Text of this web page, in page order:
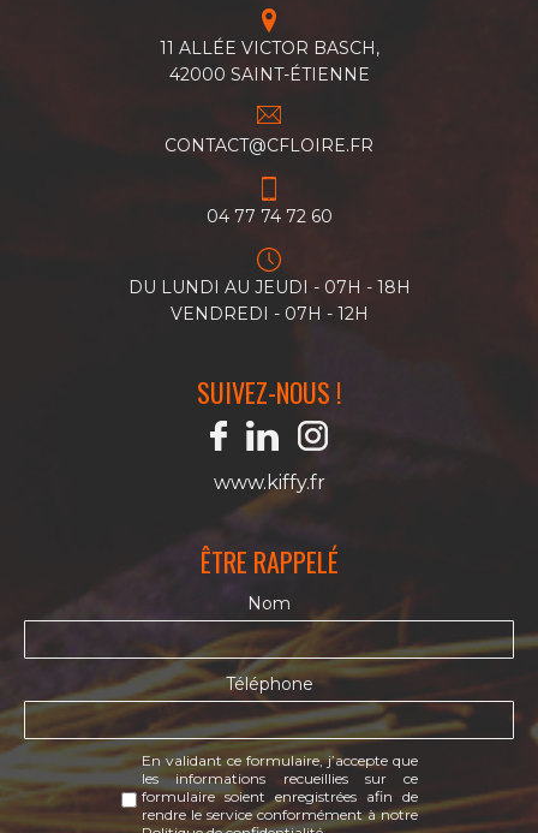
11 ALLÉE VICTOR BASCH,
42000 SAINT-ÉTIENNE
CONTACT@CFLOIRE.FR
04 77 74 72 60
DU LUNDI AU JEUDI - 07H - 18H
VENDREDI - 07H - 12H
SUIVEZ-NOUS !
www.kiffy.fr
ÊTRE RAPPELÉ
Nom
Téléphone
En validant ce formulaire, j’accepte que
les informations recueillies sur ce
formulaire soient enregistrées afin de
rendre le service conformément à notre